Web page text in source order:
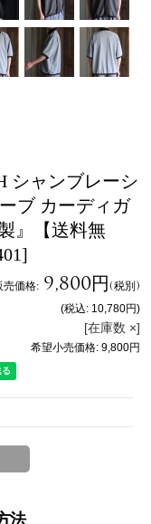
シャンブレーシ
ブ カーディガ
』【送料無
売価格: 9,800円(税別)
(税込: 10,780円)
[在庫数 ×]
希望小売価格: 9,800円
法